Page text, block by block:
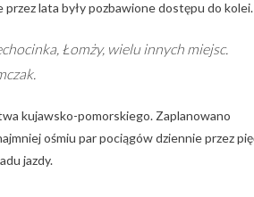
lata były pozbawione dostępu do kolei.
Łomży, wielu innych miejsc.
kujawsko-pomorskiego. Zaplanowano
ośmiu par pociągów dziennie przez
jazdy.